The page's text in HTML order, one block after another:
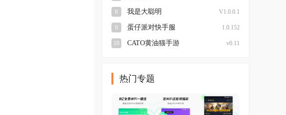
8 我是大聪明 V1.0.0.1
9 蛋仔派对快手服 1.0.152
10 CATO黄油猫手游 v0.11
热门专题